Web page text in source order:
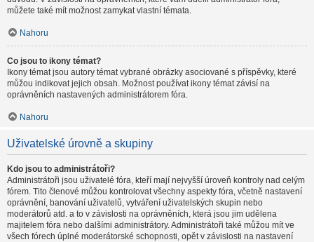
můžete také mít možnost zamykat vlastní témata.
Nahoru
Co jsou to ikony témat?
Ikony témat jsou autory témat vybrané obrázky asociované s příspěvky, které
můžou indikovat jejich obsah. Možnost používat ikony témat závisí na
oprávněních nastavených administrátorem fóra.
Nahoru
Uživatelské úrovně a skupiny
Kdo jsou to administrátoři?
Administrátoři jsou uživatelé fóra, kteří mají nejvyšší úroveň kontroly nad celým
fórem. Tito členové můžou kontrolovat všechny aspekty fóra, včetně nastavení
oprávnění, banování uživatelů, vytváření uživatelských skupin nebo
moderátorů atd. a to v závislosti na oprávněních, která jsou jim udělena
majitelem fóra nebo dalšími administrátory. Administrátoři také můžou mít ve
všech fórech úplné moderátorské schopnosti, opět v závislosti na nastavení